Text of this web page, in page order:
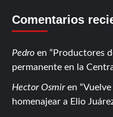
Comentarios
Pedro en
Productores
permanente en la
Hector Osmiren
homenajear a Elio